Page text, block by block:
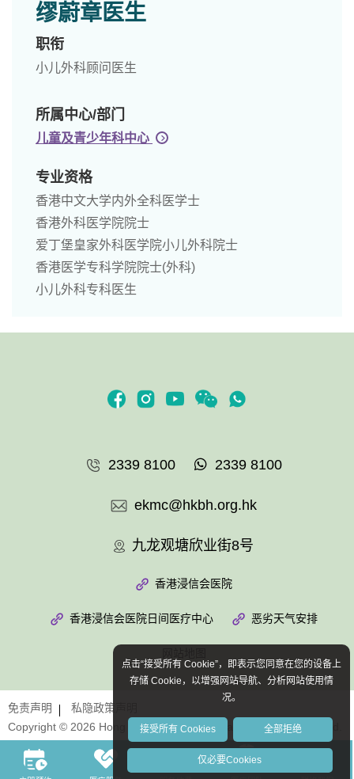
缪蔚章医生
职衔
小儿外科顾问医生
所属中心/部门
儿童及青少年科中心
专业资格
香港中文大学内外全科医学士
香港外科医学院院士
爱丁堡皇家外科医学院小儿外科院士
香港医学专科学院院士(外科)
小儿外科专科医生
2339 8100 2339 8100
ekmc@hkbh.org.hk
九龙观塘欣业街8号
香港浸信会医院
香港浸信会医院日间医疗中心 恶劣天气安排
Copyright © 2026 Hong Kong Baptist Hospital. All Rights Reserved.
免责声明 私隐政策声明
点击“接受所有 Cookie”，即表示您同意在您的设备上
存储 Cookie，以增强网站导航、分析网站使用情
况。
接受所有 Cookies 全部拒绝
仅必要Cookies